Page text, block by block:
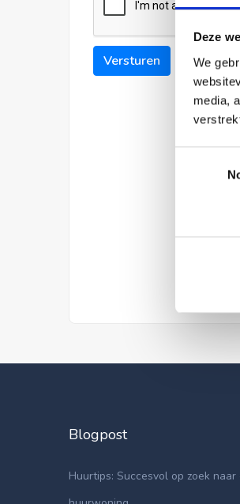
Deze
We
media,
Versturen
Blogpost
Huurtips: Succesvol op zoek